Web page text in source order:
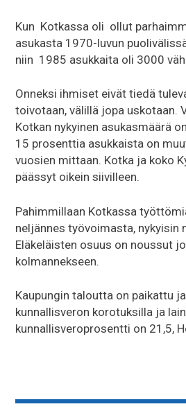
Kun Kotkassa oli ollut
asukasta 1970-luvun
niin 1985 asukkaita oli 3000
Onneksi ihmiset eivät tiedä
toivotaan, välillä jopa uskotaan.
Kotkan nykyinen asukasmäärä
15 prosenttia asukkaista on
vuosien mittaan. Kotka ja koko
päässyt oikein siivilleen.
Pahimmillaan Kotkassa
neljännes työvoimasta, nykyisin
Eläkeläisten osuus on noussut
kolmannekseen.
Kaupungin taloutta on paikattu
kunnallisveron korotuksilla ja
kunnallisveroprosentti on 21,5,